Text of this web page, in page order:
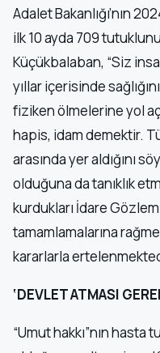
Adalet Bakanlığı’nın
ilk 10 ayda 709
Küçükbalaban, “Siz
yıllar içerisinde
fiziken ölmelerine yol
hapis, idam demektir.
arasında yer aldığını
olduğuna da tanıklık
kurdukları İdare Gözlem
tamamlamalarına
kararlarla
‘DEVLET ATMASI
“Umut hakkı”nın